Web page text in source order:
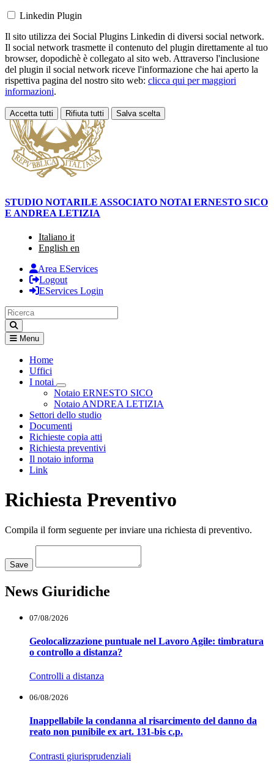
Linkedin Plugin
Il sito utilizza dei Social Plugins Linkedin di diversi social network.
Il social network trasmette il contenuto del plugin direttamente al tuo
browser, dopodichè è collegato al sito web. Attraverso l'inclusione
del plugin il social network riceve l'informazione che hai aperto la
rispettiva pagina del nostro sito web: clicca qui per maggiori
informazioni.
Accetta tutti Rifiuta tutti Salva scelta
Loading...
STUDIO NOTARILE ASSOCIATO NOTAI ERNESTO SICO
E ANDREA LETIZIA
Italiano it
English en
Area EServices
Logout
EServices Login
Menu
Home
Uffici
I notai
Visualizza menù di secondo livello
Notaio ERNESTO SICO
Notaio ANDREA LETIZIA
Settori dello studio
Documenti
Richieste copia atti
Richiesta preventivi
Il notaio informa
Link
Richiesta Preventivo
Compila il form seguente per inviare una richiesta di preventivo.
Save
News Giuridiche
07/08/2026
Geolocalizzazione puntuale nel Lavoro Agile: timbratura
o controllo a distanza?
Controlli a distanza
06/08/2026
Inappellabile la condanna al risarcimento del danno da
reato non punibile ex art. 131-bis c.p.
Contrasti giurisprudenziali